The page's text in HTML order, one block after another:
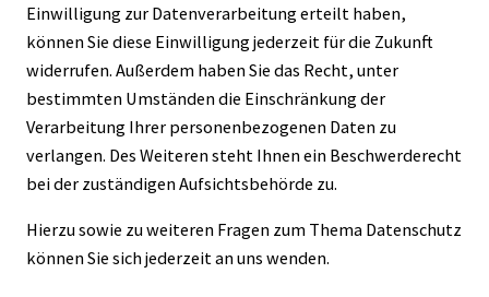
Einwilligung zur Datenverarbeitung erteilt haben,
können Sie diese Einwilligung jederzeit für die Zukunft
widerrufen. Außerdem haben Sie das Recht, unter
bestimmten Umständen die Einschränkung der
Verarbeitung Ihrer personenbezogenen Daten zu
verlangen. Des Weiteren steht Ihnen ein Beschwerderecht
bei der zuständigen Aufsichtsbehörde zu.
Hierzu sowie zu weiteren Fragen zum Thema Datenschutz
können Sie sich jederzeit an uns wenden.